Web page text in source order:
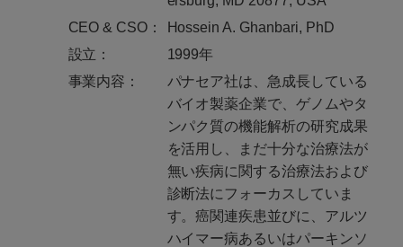
CEO & CSO：
Hossein A. Ghanbari, PhD
設立：
1999年
事業内容：
パナセア社は、急成長している
バイオ製薬企業で、ゲノムやタ
ンパク質の機能解析の研究成果
を活用し、まだ十分な治療法が
無い疾病に関する治療法および
診断法にフォーカスしていま
す。癌関連疾患並びに、アルツ
ハイマー病あるいはパーキンソ